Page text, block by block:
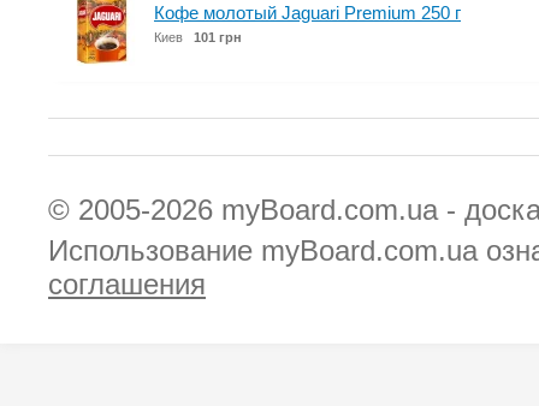
Кофе молотый Jaguari Premium 250 г
Киев 101 грн
© 2005-2026 myBoard.com.ua -
Использование myBoard.com.ua
соглашения